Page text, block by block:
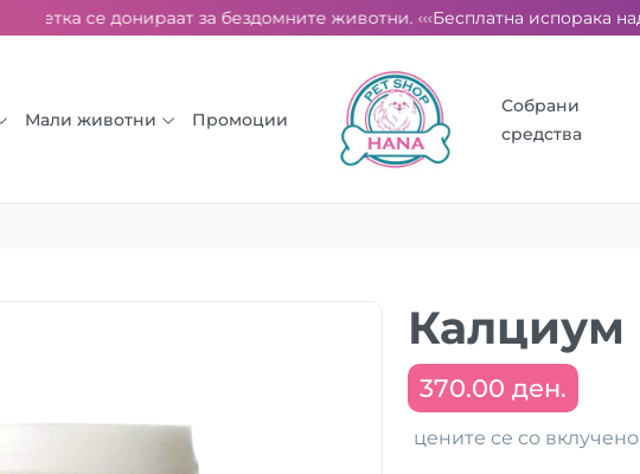
се донираат за бездомните животни. ‹‹‹ Бесплатна испорака над
Мали животни Промоции
Собрани
средства
Калциум
370.00 ден.
цените се со